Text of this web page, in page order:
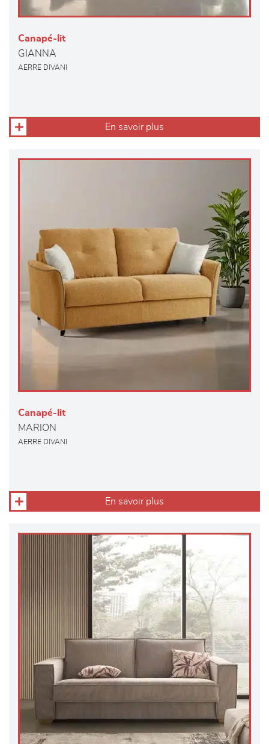
Canapé-lit
GIANNA
AERRE DIVANI
En savoir plus
Canapé-lit
MARION
AERRE DIVANI
En savoir plus